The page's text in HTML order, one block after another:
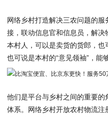
网络乡村打造解决三农问题的
接，联动信息官和信息员，解
本村人，可以是卖货的货郎，
也可说是本村的“意见领袖”，
他们是平台与乡村之间的重要
体系。网络乡村开放农村物流